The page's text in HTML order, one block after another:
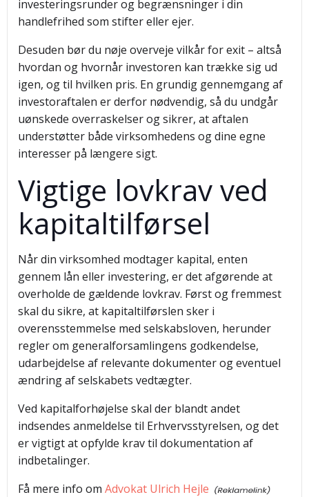
investeringsrunder og begrænsninger i din
handlefrihed som stifter eller ejer.
Desuden bør du nøje overveje vilkår for exit – altså
hvordan og hvornår investoren kan trække sig ud
igen, og til hvilken pris. En grundig gennemgang af
investoraftalen er derfor nødvendig, så du undgår
uønskede overraskelser og sikrer, at aftalen
understøtter både virksomhedens og dine egne
interesser på længere sigt.
Vigtige lovkrav ved
kapitaltilførsel
Når din virksomhed modtager kapital, enten
gennem lån eller investering, er det afgørende at
overholde de gældende lovkrav. Først og fremmest
skal du sikre, at kapitaltilførslen sker i
overensstemmelse med selskabsloven, herunder
regler om generalforsamlingens godkendelse,
udarbejdelse af relevante dokumenter og eventuel
ændring af selskabets vedtægter.
Ved kapitalforhøjelse skal der blandt andet
indsendes anmeldelse til Erhvervsstyrelsen, og det
er vigtigt at opfylde krav til dokumentation af
indbetalinger.
Få mere info om Advokat Ulrich Hejle